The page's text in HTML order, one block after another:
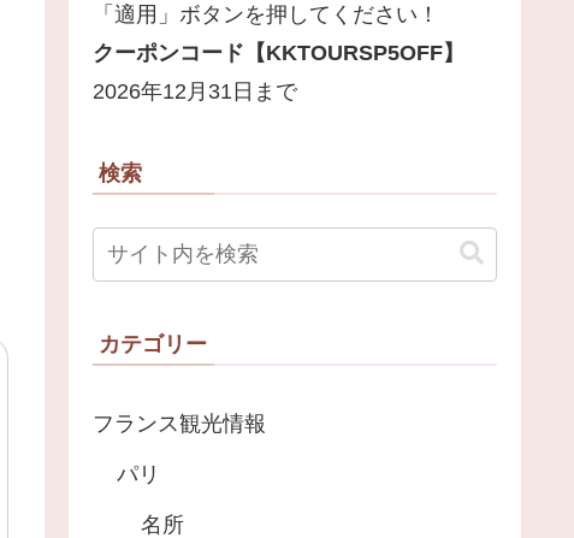
「適用」ボタンを押してください！
クーポンコード【KKTOURSP5OFF】
2026年12月31日まで
検索
カテゴリー
フランス観光情報
パリ
名所